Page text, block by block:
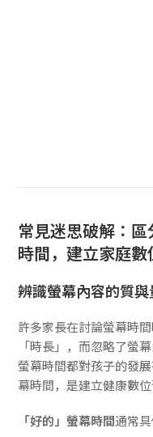
常見迷思破解：
時間，建立家庭
辨識螢幕內容的質與
許多家長在討論螢幕時
「時長」，而忽略了螢
螢幕時間都對孩子的發
幕時間，是建立健康數位
「好的」螢幕時間通常